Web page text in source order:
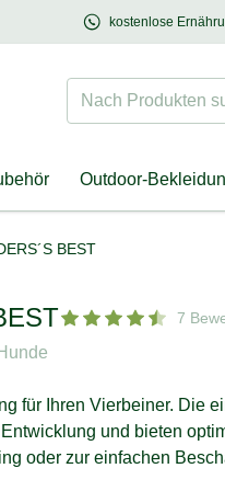
– mit Herz für Hund & Halter
kostenlose
Nach Produkten
Outdoor-
BEST
7
für Ihren Vierbeiner. Die
und bieten
oder zur einfachen